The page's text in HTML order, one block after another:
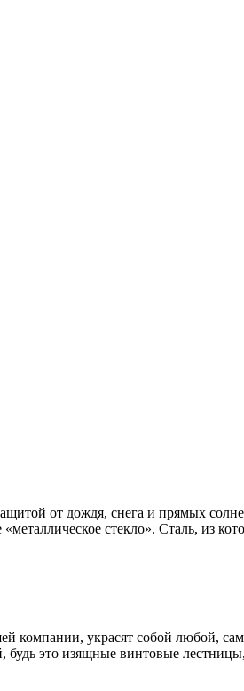
от дождя, снега и прямых
стекло». Сталь, из
компании, украсят собой любой,
это изящные винтовые